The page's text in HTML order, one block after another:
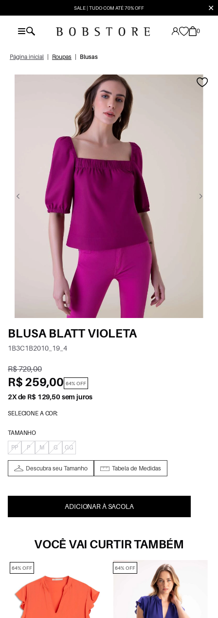
SALE | TUDO COM ATÉ 70% OFF ✕
0
Página inicial Roupas Blusas
BLUSA BLATT VIOLETA
1B3C1B2010_19_4
R$ 729,00
R$ 259,00 64% OFF
2X de R$ 129,50 sem juros
SELECIONE A COR:
TAMANHO
PP
P M G GG
Descubra seu Tamanho Tabela de Medidas
ADICIONAR À SACOLA
VOCÊ VAI CURTIR TAMBÉM
64% OFF 64% OFF